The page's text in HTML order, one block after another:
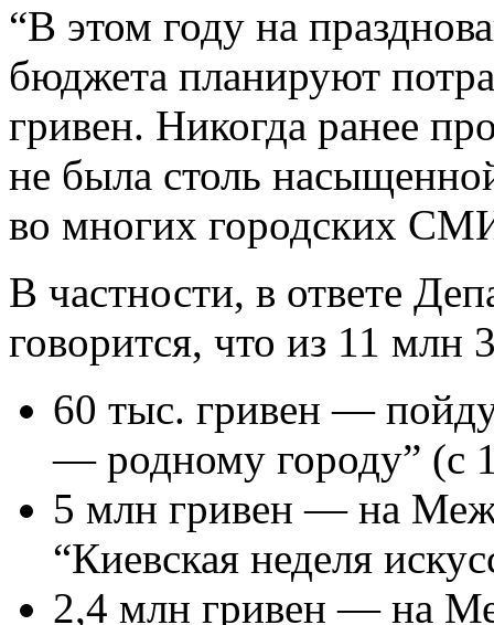
“В этом году на
бюджета планируют
гривен. Никогда ранее
не была столь
во многих городских
В частности, в ответе
говорится, что из 11 млн
60 тыс. гривен —
— родному городу” (с
5 млн гривен — на
“Киевская неделя
2,4 млн гривен — на